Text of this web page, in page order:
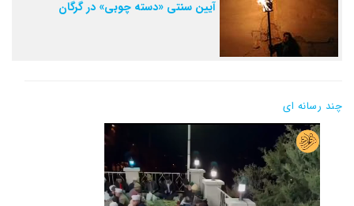
آیین سنتی «دسته چوبی» در گرگان
چند رسانه ای